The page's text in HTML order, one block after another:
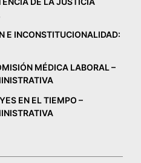
E INCONSTITUCIONALIDAD:
MÉDICA LABORAL –
EN EL TIEMPO –